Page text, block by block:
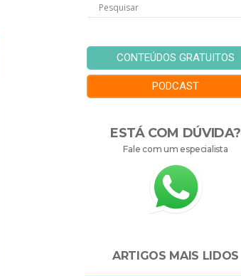
CONTEÚDOS GRATUITOS
PODCAST
ESTÁ COM DÚVIDA?
Fale com um especialista
ARTIGOS MAIS LIDOS